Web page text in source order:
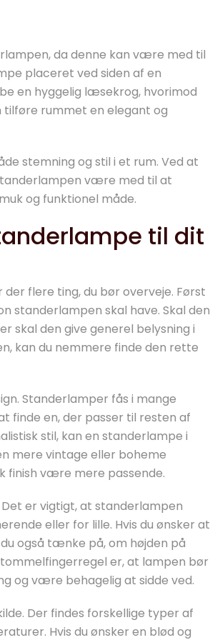
da denne kan være med til
placeret ved siden af en
en hyggelig læsekrog, hvorimod
rummet en elegant og
stemning og stil i et rum. Ved at
være med til at
og funktionel måde.
til dit
flere ting, du bør overveje. Først
standerlampen skal have. Skal den
skal den give generel belysning i
kan du nemmere finde den rette
Standerlamper fås i mange
finde en, der passer til resten af
stil, kan en standerlampe i
mere vintage eller boheme
finish være mere passende.
er vigtigt, at standerlampen
eller for lille. Hvis du ønsker at
også tænke på, om højden på
er, at lampen bør
og være behagelig at sidde ved.
Der findes forskellige typer af
Hvis du ønsker en blød og